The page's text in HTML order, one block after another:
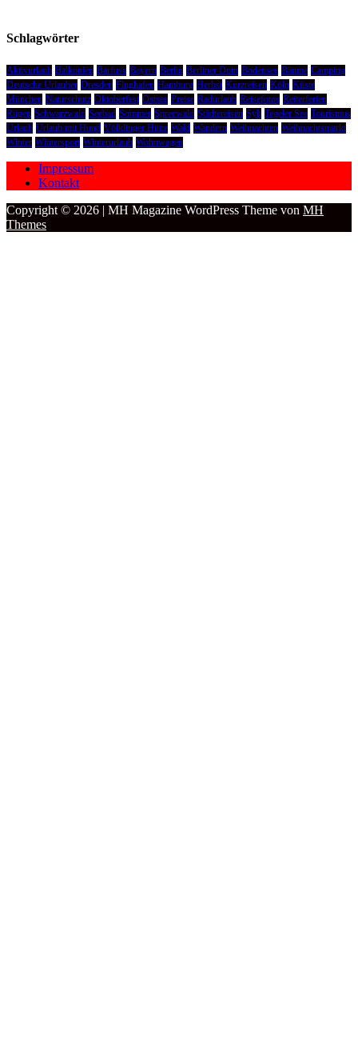
Schlagwörter
Aktivurlaub Balkonien Barfuss Bayern Berlin Berliner Dom Bodensee Bäume Camping
Deutsche Urlauber Dresden Flughafen Hamburg Herbst Kurzreisen Köln Küste
München Naturschutz Oktoberfest Ostsee Preise Radurlaub Reisefotos Reiterferien
Rügen Schwarzwald Seebad Sommer Spreewald Städtereisen Sylt Tegeler See Tourismus
Urlaub Urlaub mit Hund Völklinger Hütte Wald Wandern Weihnachten Weihnachtsmarkt
Winter Wintersport Winterurlaub Wohnwagen
Impressum
Kontakt
Copyright © 2026 | MH Magazine WordPress Theme von MH
Themes